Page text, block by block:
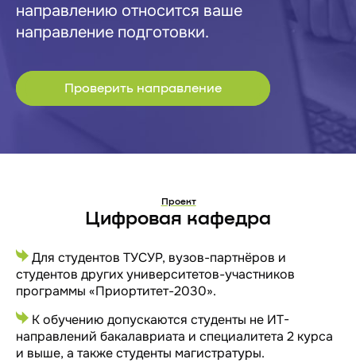
направлению относится ваше
направление подготовки.
Проверить направление
Проект
Цифровая кафедра
Для студентов ТУСУР, вузов-партнёров и
студентов других университетов-участников
программы «Приортитет-2030».
К обучению допускаются студенты не ИТ-
направлений бакалавриата и специалитета 2 курса
и выше, а также студенты магистратуры.